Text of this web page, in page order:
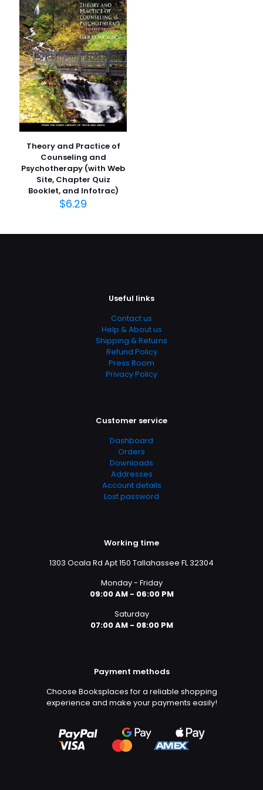
İsim*
E-
posta*
Daha sonraki yorumlarımda kullanılması için adım, e-
posta adresim ve site adresim bu tarayıcıya
kaydedilsin.
Theory and Practice of
Counseling and
Psychotherapy (with Web
Site, Chapter Quiz
Booklet, and Infotrac)
$6.29
Useful links
Contact us
Help & About us
Shipping & Returns
Refund Policy
Press Room
Privacy Policy
Customer service
Dashboard
Orders
Downloads
Addresses
Account details
Lost password
Working time
1303 Ocala Rd Apt 150 Tallahassee FL 32304
Monday - Friday
09:00 AM - 06:00 PM
Saturday
07:00 AM - 08:00 PM
Payment methods
Choose Booksplaces for a reliable shopping
experience and make your payments easily!